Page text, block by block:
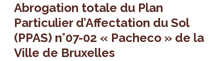
Abrogation totale du Plan
Particulier d’Affectation du Sol
(PPAS) n°07-02 « Pacheco » de la
Ville de Bruxelles